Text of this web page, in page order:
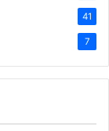
41
7